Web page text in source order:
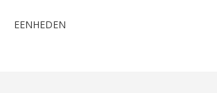
EENHEDEN